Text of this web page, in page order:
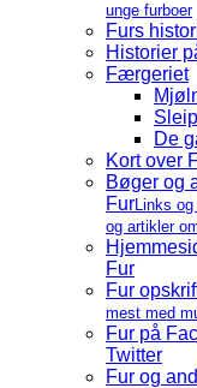
unge furboer
Furs
Historier
Færgeriet
De
Kort over
Bøger og
FurLinks
og artikler
Fur
Fur
mest med
Fur på
Twitter
Fur og